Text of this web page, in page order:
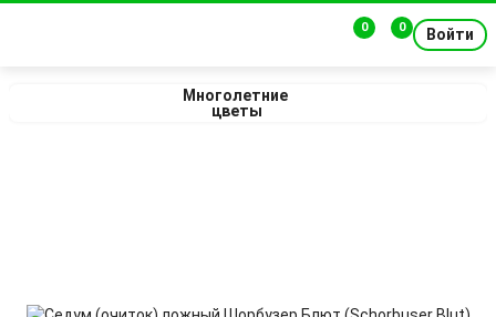
0 0 Войти
Многолетние
цветы